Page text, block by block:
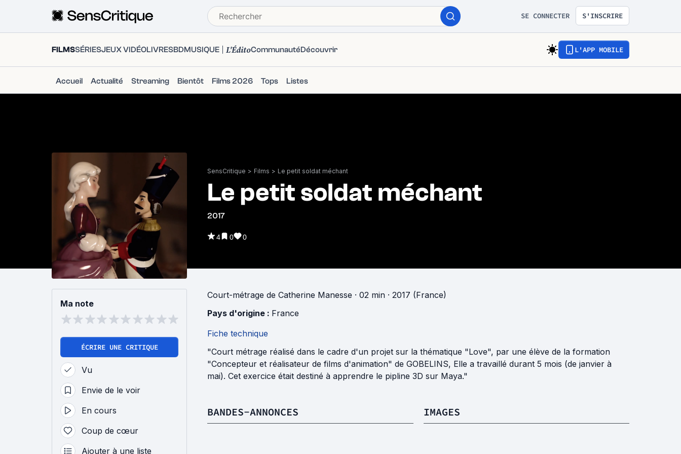
SE CONNECTER S'INSCRIRE
FILMSSÉRIESJEUX VIDÉOLIVRESBDMUSIQUE L'ÉditoCommunautéDécouvrir L'APP MOBILE
Accueil Actualité Streaming Bientôt Films 2026 Tops Listes
SensCritique > Films > Le petit soldat méchant
Le petit soldat méchant
2017
4 0 0
Ma note
ÉCRIRE UNE CRITIQUE
Vu
Envie de le voir
En cours
Coup de cœur
Ajouter à une liste
Court-métrage de Catherine Manesse · 02 min · 2017 (France)
Pays d'origine : France
Fiche technique
"Court métrage réalisé dans le cadre d'un projet sur la thématique "Love", par une élève de la formation
"Concepteur et réalisateur de films d'animation" de GOBELINS, Elle a travaillé durant 5 mois (de janvier à
mai). Cet exercice était destiné à apprendre le pipline 3D sur Maya."
BANDES-ANNONCES IMAGES